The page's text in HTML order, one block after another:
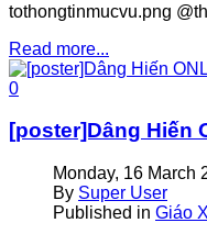
tothongtinmucvu.png
Read more...
0
[poster]Dâng Hiến
Monday, 16 March
By Super User
Published in Giáo